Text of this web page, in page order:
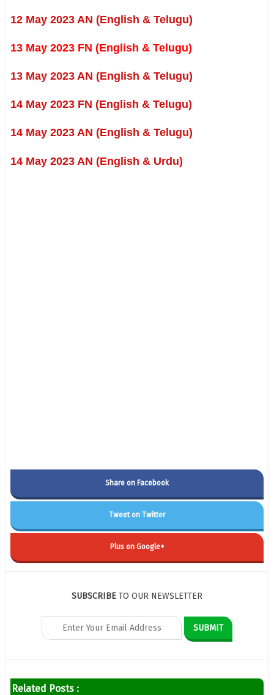
12 May 2023 AN (English & Telugu)
13 May 2023 FN (English & Telugu)
13 May 2023 AN (English & Telugu)
14 May 2023 FN (English & Telugu)
14 May 2023 AN (English & Telugu)
14 May 2023 AN (English & Urdu)
Share on Facebook
Tweet on Twitter
Plus on Google+
SUBSCRIBE TO OUR NEWSLETTER
Related Posts :